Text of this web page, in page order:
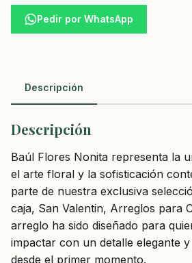
Pedir por WhatsApp
Descripción
Descripción
Baúl Flores Nonita representa la
el arte floral y la sofisticación
parte de nuestra exclusiva
caja, San Valentin, Arreglos para
arreglo ha sido diseñado para
impactar con un detalle elegante
desde el primer momento.